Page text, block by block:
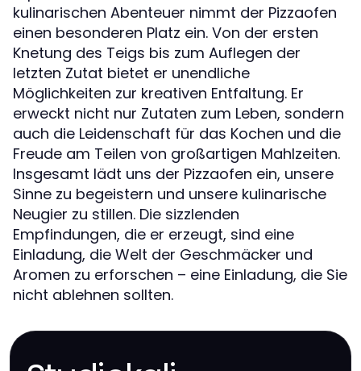
kulinarischen Abenteuer nimmt der Pizzaofen
einen besonderen Platz ein. Von der ersten
Knetung des Teigs bis zum Auflegen der
letzten Zutat bietet er unendliche
Möglichkeiten zur kreativen Entfaltung. Er
erweckt nicht nur Zutaten zum Leben, sondern
auch die Leidenschaft für das Kochen und die
Freude am Teilen von großartigen Mahlzeiten.
Insgesamt lädt uns der Pizzaofen ein, unsere
Sinne zu begeistern und unsere kulinarische
Neugier zu stillen. Die sizzlenden
Empfindungen, die er erzeugt, sind eine
Einladung, die Welt der Geschmäcker und
Aromen zu erforschen – eine Einladung, die Sie
nicht ablehnen sollten.